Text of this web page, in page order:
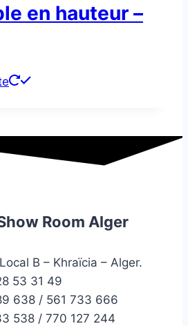
en hauteur –
Room Alger
B – Khraïcia – Alger.
53 31 49
638 / 561 733 666
538 / 770 127 244